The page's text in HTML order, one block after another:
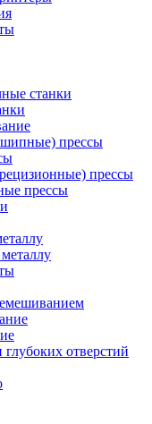
станки
прессы
прессы
прессы
отверстий